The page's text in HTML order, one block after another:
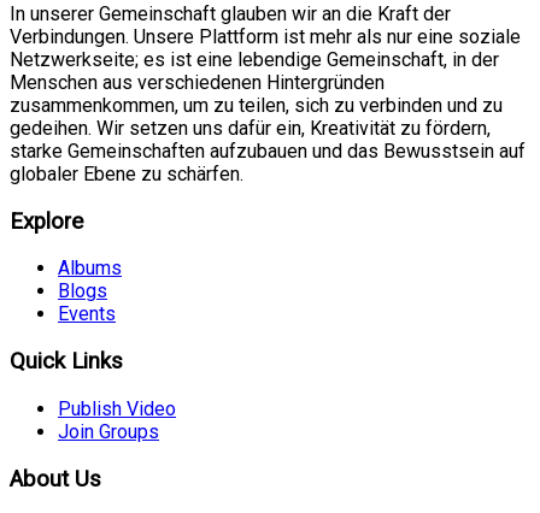
In unserer Gemeinschaft glauben wir an die Kraft der
Verbindungen. Unsere Plattform ist mehr als nur eine soziale
Netzwerkseite; es ist eine lebendige Gemeinschaft, in der
Menschen aus verschiedenen Hintergründen
zusammenkommen, um zu teilen, sich zu verbinden und zu
gedeihen. Wir setzen uns dafür ein, Kreativität zu fördern,
starke Gemeinschaften aufzubauen und das Bewusstsein auf
globaler Ebene zu schärfen.
Explore
Albums
Blogs
Events
Quick Links
Publish Video
Join Groups
About Us